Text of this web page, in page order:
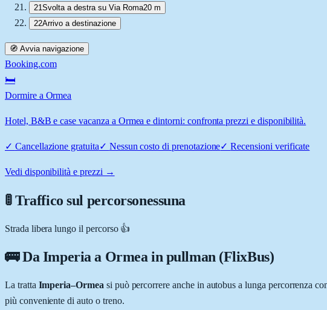
21Svolta a destra su Via Roma20 m
22Arrivo a destinazione
🧭 Avvia navigazione
Booking.com
🛏️
Dormire a Ormea
Hotel, B&B e case vacanza a Ormea e dintorni: confronta prezzi e disponibilità.
✓ Cancellazione gratuita✓ Nessun costo di prenotazione✓Recensioni verificate
Vedi disponibilità e prezzi →
🚦 Traffico sul percorsonessuna
Strada libera lungo il percorso 👍
🚌 DaImperiaa Ormeain pullman (FlixBus)
La tratta Imperia–Ormea si può percorrere anche in autobus a lunga percorrenza
più conveniente di auto o treno.